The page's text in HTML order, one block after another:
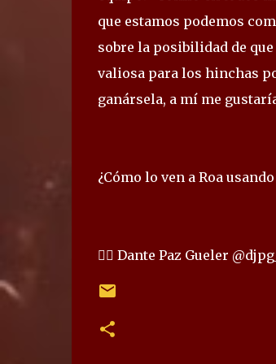
que estamos podemos
sobre la posibilidad de
valiosa para los hinchas
ganársela, a mí me
¿Cómo lo ven a Roa
✍🏻 Dante Paz Gueler